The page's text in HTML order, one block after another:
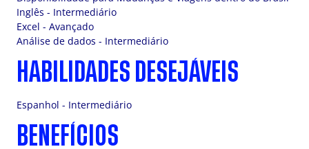
Inglês - Intermediário
Excel - Avançado
Análise de dados - Intermediário
HABILIDADES DESEJÁVEIS
Espanhol - Intermediário
BENEFÍCIOS